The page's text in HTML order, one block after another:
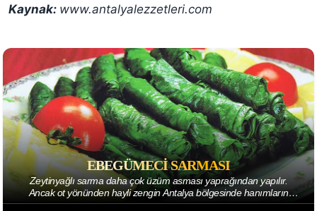
Kaynak: www.antalyalezzetleri.com
EBEGÜMECI SARMASI
Zeytinyağlı sarma daha çok üzüm asması yaprağından yapılır.
Ancak ot yönünden hayli zengin Antalya bölgesinde hanımların
yaratıcılığı sofralarımıza bambaşka ...